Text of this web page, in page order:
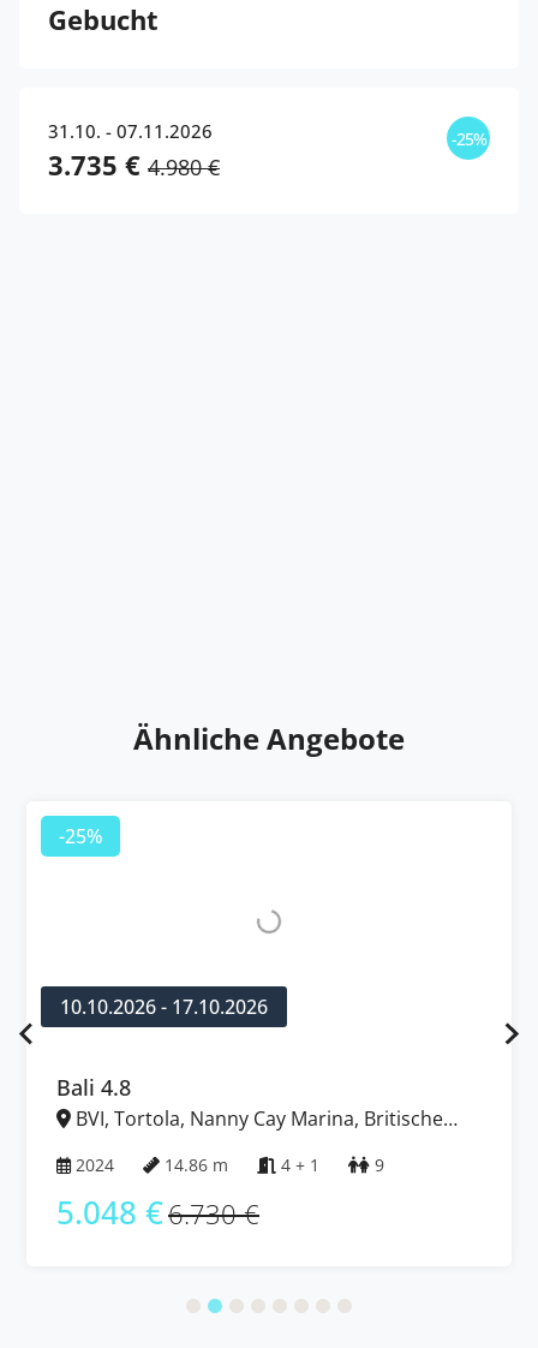
Gebucht
31.10. - 07.11.2026 -25%
3.735 € 4.980 €
Ähnliche Angebote
-25%
10.10.2026 - 17.10.2026
Bali 4.8
BVI, Tortola, Nanny Cay Marina, Britische
2024 14.86 m 4 + 1 9
5.048 €6.730 €